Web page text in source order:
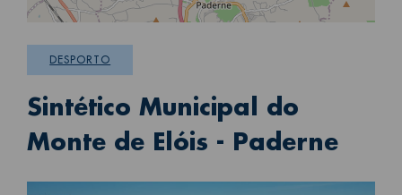
DESPORTO
Sintético Municipal do
Monte de Elóis - Paderne